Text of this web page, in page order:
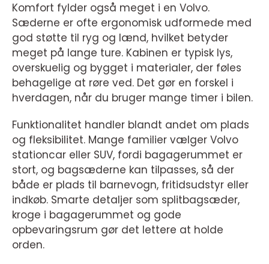
Komfort fylder også meget i en Volvo.
Sæderne er ofte ergonomisk udformede med
god støtte til ryg og lænd, hvilket betyder
meget på lange ture. Kabinen er typisk lys,
overskuelig og bygget i materialer, der føles
behagelige at røre ved. Det gør en forskel i
hverdagen, når du bruger mange timer i bilen.
Funktionalitet handler blandt andet om plads
og fleksibilitet. Mange familier vælger Volvo
stationcar eller SUV, fordi bagagerummet er
stort, og bagsæderne kan tilpasses, så der
både er plads til barnevogn, fritidsudstyr eller
indkøb. Smarte detaljer som splitbagsæder,
kroge i bagagerummet og gode
opbevaringsrum gør det lettere at holde
orden.